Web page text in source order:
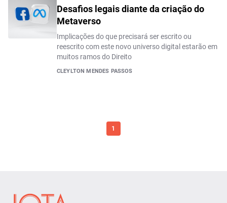
Desafios legais diante da criação do
Metaverso
Implicações do que precisará ser escrito ou
reescrito com este novo universo digital estarão em
muitos ramos do Direito
CLEYLTON MENDES PASSOS
1